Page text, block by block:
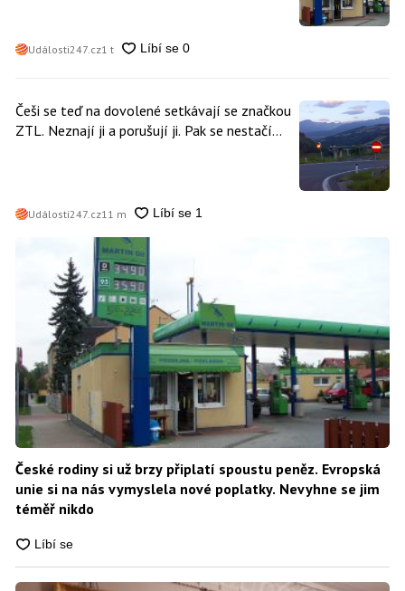
Události247.cz1 t
Češi se teď na dovolené setkávají se značkou
ZTL. Neznají ji a porušují ji. Pak se nestačí
Události247.cz11 m
České rodiny si už brzy připlatí spoustu peněz. Evropská
unie si na nás vymyslela nové poplatky. Nevyhne se jim
téměř nikdo